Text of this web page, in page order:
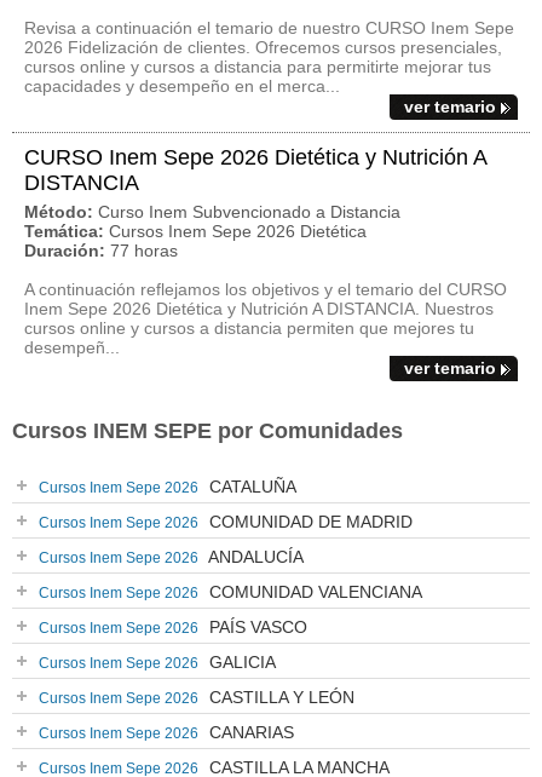
Revisa a continuación el temario de nuestro CURSO Inem Sepe
2026 Fidelización de clientes. Ofrecemos cursos presenciales,
cursos online y cursos a distancia para permitirte mejorar tus
capacidades y desempeño en el merca...
ver temario
CURSO Inem Sepe 2026 Dietética y Nutrición A
DISTANCIA
Método: Curso Inem Subvencionado a Distancia
Temática: Cursos Inem Sepe 2026 Dietética
Duración: 77 horas
A continuación reflejamos los objetivos y el temario del CURSO
Inem Sepe 2026 Dietética y Nutrición A DISTANCIA. Nuestros
cursos online y cursos a distancia permiten que mejores tu
desempeñ...
ver temario
Cursos INEM SEPE por Comunidades
Cursos Inem Sepe 2026 CATALUÑA
Cursos Inem Sepe 2026 COMUNIDAD DE MADRID
Cursos Inem Sepe 2026 ANDALUCÍA
Cursos Inem Sepe 2026 COMUNIDAD VALENCIANA
Cursos Inem Sepe 2026 PAÍS VASCO
Cursos Inem Sepe 2026 GALICIA
Cursos Inem Sepe 2026 CASTILLA Y LEÓN
Cursos Inem Sepe 2026 CANARIAS
Cursos Inem Sepe 2026 CASTILLA LA MANCHA